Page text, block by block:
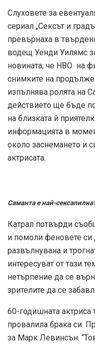
Слуховете за
сериал „Сексът и
превърнаха в
водещ Уенди Уилямс
новината, че НВО на
снимките на
изпълнява ролята на
действието ще бъде
на близката й
информацията в
около заснемането и
актрисата.
Саманта е най-
Катрал потвърди
и помоли феновете си
развълнувана и
интересуват от тази
нетърпение да се
зрителите да се
60-годишната актриса
провалила брака си.
за Марк Левинсън.